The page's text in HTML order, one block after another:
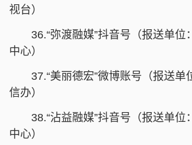
视台）
36.“弥渡融媒”抖音号（报送单位
中心）
37.“美丽德宏”微博账号（报送单
信办）
38.“沾益融媒”抖音号（报送单位
中心）